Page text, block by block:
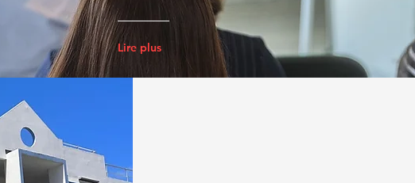
Lire plus